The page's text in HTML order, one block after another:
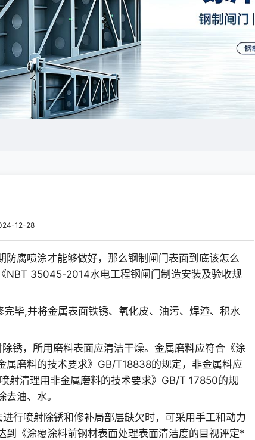
12-28
防腐喷涂才能够做好，那么钢制闸门表面到底该怎么
NBT 35045-2014水电工程钢闸门制造安装及验收规
毕,并将金属表面铁锈、氧化皮、油污、焊渣、积水
锈，所用磨料表面应清洁干燥。金属磨料应符合《涂
属磨料的技术要求》GB/T18838的规定，非金属料应
射清理用非金属磨料的技术要求》GB/T 17850的规
油、水。
行喷射除锈和修补局部层缺欠时，可采用手工和动力
到《涂覆涂料前钢材表面处理表面清洁度的目视评定*